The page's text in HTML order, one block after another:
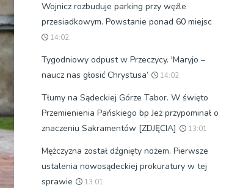
Wojnicz rozbuduje parking przy węźle
przesiadkowym. Powstanie ponad 60 miejsc
14:02
Tygodniowy odpust w Przeczycy. 'Maryjo –
naucz nas głosić Chrystusa’
14:02
Tłumy na Sądeckiej Górze Tabor. W święto
Przemienienia Pańskiego bp Jeż przypominał o
znaczeniu Sakramentów [ZDJĘCIA]
13:01
Mężczyzna został dźgnięty nożem. Pierwsze
ustalenia nowosądeckiej prokuratury w tej
sprawie
13:01